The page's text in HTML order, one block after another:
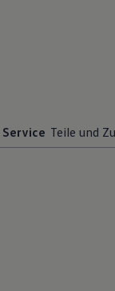
Service Teile und